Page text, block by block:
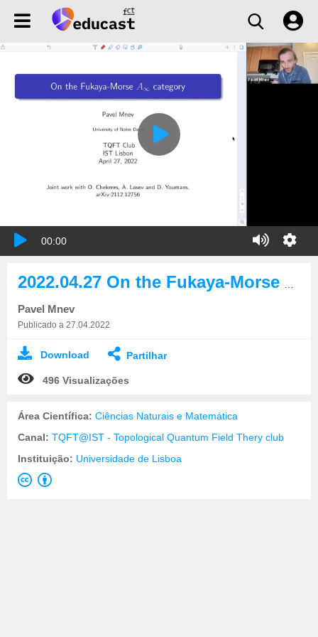
00:00
Pavel Mnev
Publicado a 27.04.2022
Download Partilhar
496 Visualizações
Área Científica: Ciências Naturais e Matemática
Canal: TQFT@IST - Topological Quantum Field Thery club
Instituição: Universidade de Lisboa